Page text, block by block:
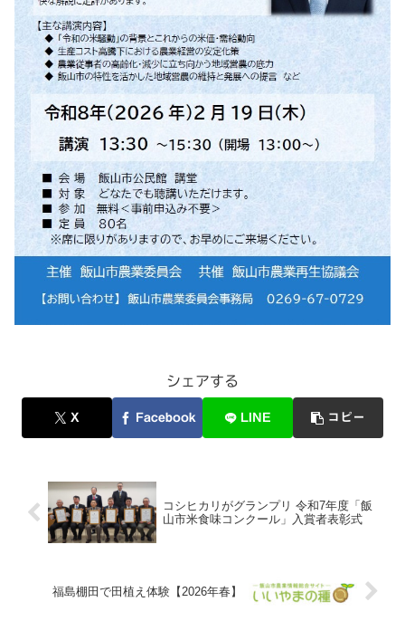
シェアする
X Facebook LINE コピー
コシヒカリがグランプリ 令和7年度「飯
山市米食味コンクール」入賞者表彰式
福島棚田で田植え体験【2026年春】